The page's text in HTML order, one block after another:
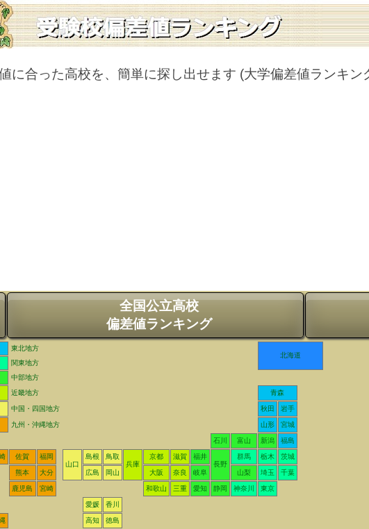
に合った高校を、簡単に探し出せます (大学偏差値ランキン
全国公立高校
偏差値ランキング
東北地方
北海道
関東地方
中部地方
近畿地方
青森
中国・四国地方 秋田 岩手
九州・沖縄地方 山形 宮城
石川 富山 新潟 福島
佐賀
福岡
山口
島根
鳥取
兵庫
京都 滋賀
福井
長野
群馬 栃木 茨城
熊本 大分 広島 岡山 大阪 奈良 岐阜 山梨 埼玉 千葉
鹿児島 宮崎 和歌山 三重 愛知 静岡 神奈川 東京
愛媛 香川
高知 徳島